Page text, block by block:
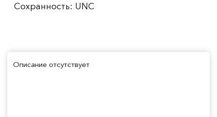
Сохранность: UNC
Описание отсутствует